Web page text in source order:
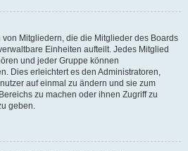
Mitgliedern, die die Mitglieder des Boards
Einheiten aufteilt. Jedes Mitglied
und jeder Gruppe können
Dies erleichtert es den Administratoren,
auf einmal zu ändern und sie zum
zu machen oder ihnen Zugriff zu
geben.